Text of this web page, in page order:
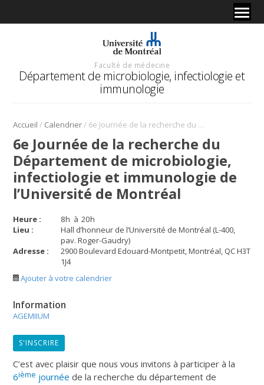
Faculté de médecine
Département de microbiologie, infectiologie et
immunologie
Accueil / Calendrier/ 6e Journée de la recherche du Département de microbiologie, infectiologie et immunologie de l’Université de Montréal
6e Journée de la recherche du
Département de microbiologie,
infectiologie et immunologie de
l’Université de Montréal
Heure : 8h à 20h
Lieu :
Hall d’honneur de l’Université de Montréal (L-400,
pav. Roger-Gaudry)
Adresse :
2900 Boulevard Edouard-Montpetit, Montréal, QC H3T
1J4
Ajouter à votre calendrier
Information
AGEMIIUM
S'INSCRIRE
C’est avec plaisir que nous vous invitons à participer à la
6ième journée de la recherche du département de